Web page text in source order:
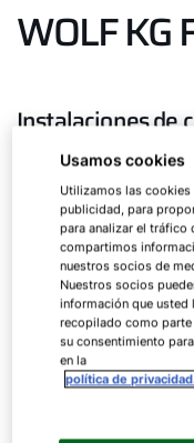
WOLF KG
Instalaciones de
La nueva serie KG
flexibilidad, con
muy grandes.
KG Flex
Usamos cookies
Utilizamos las
publicidad, para
para analizar el tráfico
compartimos
nuestros socios de
Nuestros socios
información que usted
recopilado como
su consentimiento
en la
política de